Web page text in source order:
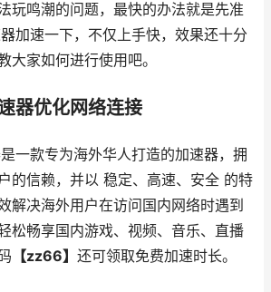
玩鸣潮的问题，最快的办法就是先准
加速一下，不仅上手快，效果还十分
大家如何进行使用吧。
器优化网络连接
一款专为海外华人打造的加速器，拥
的信赖，并以 稳定、高速、安全 的特
解决海外用户在访问国内网络时遇到
松畅享国内游戏、视频、音乐、直播
【zz66】 还可领取免费加速时长。